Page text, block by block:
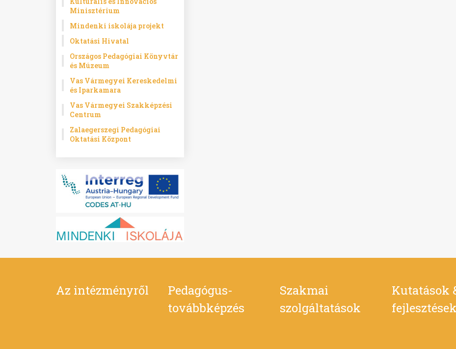
Minisztérium
Mindenki iskolája projekt
Oktatási Hivatal
Országos Pedagógiai Könyvtár
és Múzeum
Vas Vármegyei Kereskedelmi
és Iparkamara
Vas Vármegyei Szakképzési
Centrum
Zalaegerszegi Pedagógiai
Oktatási Központ
Az intézményről
Pedagógus-
továbbképzés
Szakmai
szolgáltatások
Kutatások
fejlesztések